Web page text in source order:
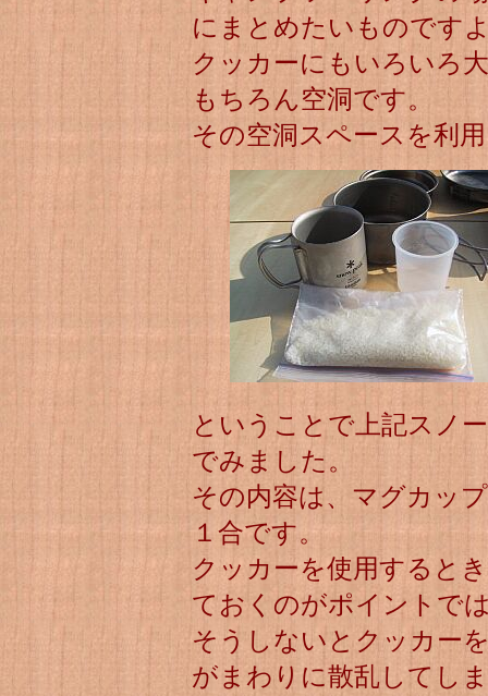
にまとめたいものです
クッカーにもいろいろ
もちろん空洞です。
その空洞スペースを利
ということで上記スノ
でみました。
その内容は、マグカッ
１合です。
クッカーを使用すると
ておくのがポイントで
そうしないとクッカー
がまわりに散乱してし